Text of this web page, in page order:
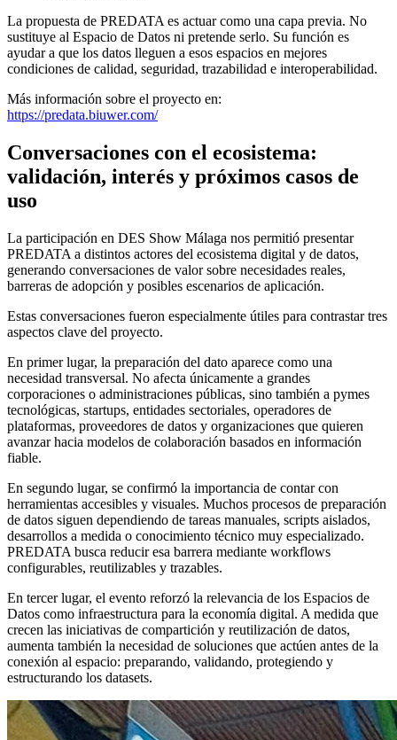
La propuesta de PREDATA es actuar como una capa previa. No
sustituye al Espacio de Datos ni pretende serlo. Su función es
ayudar a que los datos lleguen a esos espacios en mejores
condiciones de calidad, seguridad, trazabilidad e interoperabilidad.
Más información sobre el proyecto en:
https://predata.biuwer.com/
Conversaciones con el ecosistema:
validación, interés y próximos casos de
uso
La participación en DES Show Málaga nos permitió presentar
PREDATA a distintos actores del ecosistema digital y de datos,
generando conversaciones de valor sobre necesidades reales,
barreras de adopción y posibles escenarios de aplicación.
Estas conversaciones fueron especialmente útiles para contrastar tres
aspectos clave del proyecto.
En primer lugar, la preparación del dato aparece como una
necesidad transversal. No afecta únicamente a grandes
corporaciones o administraciones públicas, sino también a pymes
tecnológicas, startups, entidades sectoriales, operadores de
plataformas, proveedores de datos y organizaciones que quieren
avanzar hacia modelos de colaboración basados en información
fiable.
En segundo lugar, se confirmó la importancia de contar con
herramientas accesibles y visuales. Muchos procesos de preparación
de datos siguen dependiendo de tareas manuales, scripts aislados,
desarrollos a medida o conocimiento técnico muy especializado.
PREDATA busca reducir esa barrera mediante workflows
configurables, reutilizables y trazables.
En tercer lugar, el evento reforzó la relevancia de los Espacios de
Datos como infraestructura para la economía digital. A medida que
crecen las iniciativas de compartición y reutilización de datos,
aumenta también la necesidad de soluciones que actúen antes de la
conexión al espacio: preparando, validando, protegiendo y
estructurando los datasets.